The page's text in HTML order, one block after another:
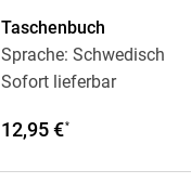
Taschenbuch
Sprache: Schwedisch
Sofort lieferbar
12,95 €*